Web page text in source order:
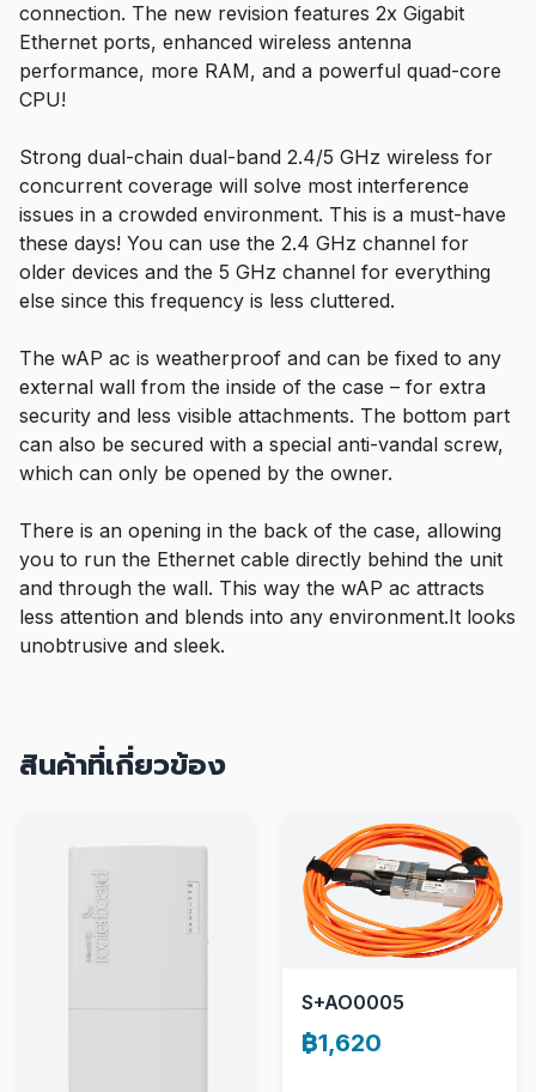
connection. The new revision features 2x Gigabit
Ethernet ports, enhanced wireless antenna
performance, more RAM, and a powerful quad-core
CPU!
Strong dual-chain dual-band 2.4/5 GHz wireless for
concurrent coverage will solve most interference
issues in a crowded environment. This is a must-have
these days! You can use the 2.4 GHz channel for
older devices and the 5 GHz channel for everything
else since this frequency is less cluttered.
The wAP ac is weatherproof and can be fixed to any
external wall from the inside of the case – for extra
security and less visible attachments. The bottom part
can also be secured with a special anti-vandal screw,
which can only be opened by the owner.
There is an opening in the back of the case, allowing
you to run the Ethernet cable directly behind the unit
and through the wall. This way the wAP ac attracts
less attention and blends into any environment.It looks
unobtrusive and sleek.
สินค้าที่เกี่ยวข้อง
S+AO0005
฿1,620